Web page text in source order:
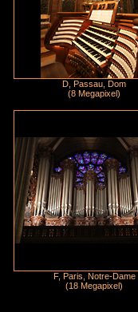
D, Passau, Dom
(8 Megapixel)
F, Paris, Notre-Dame
(18 Megapixel)